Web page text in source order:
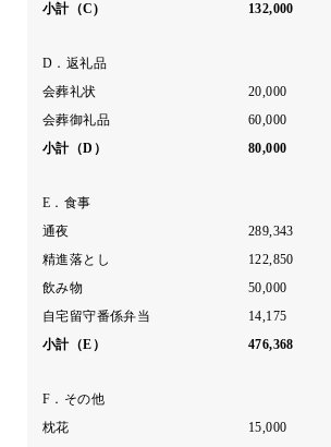
小計（C)
132,000
D．返礼品
会葬礼状
20,000
会葬御礼品
60,000
小計（D）
80,000
E．食事
通夜
289,343
精進落とし
122,850
飲み物
50,000
自宅留守番係弁当
14,175
小計（E）
476,368
F．その他
枕花
15,000